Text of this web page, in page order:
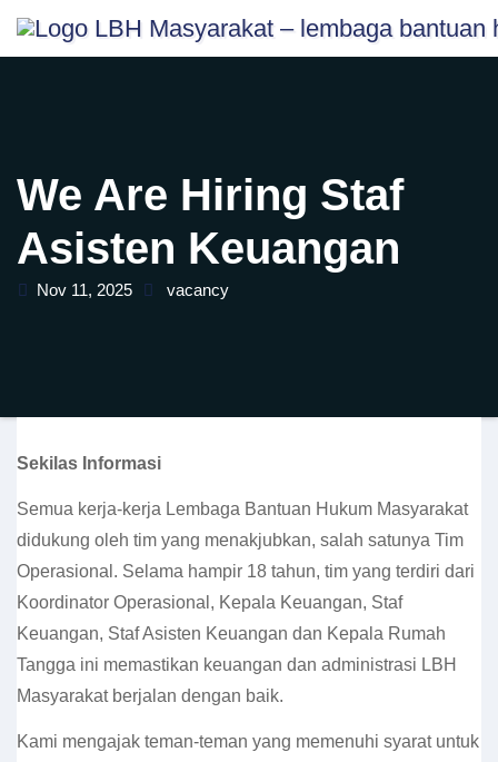
content
Skip
We Are Hiring Staf
Asisten Keuangan
Nov 11, 2025 vacancy
Sekilas Informasi
Semua kerja-kerja Lembaga Bantuan Hukum Masyarakat
didukung oleh tim yang menakjubkan, salah satunya Tim
Operasional. Selama hampir 18 tahun, tim yang terdiri dari
Koordinator Operasional, Kepala Keuangan, Staf
Keuangan, Staf Asisten Keuangan dan Kepala Rumah
Tangga ini memastikan keuangan dan administrasi LBH
Masyarakat berjalan dengan baik.
Kami mengajak teman-teman yang memenuhi syarat untuk